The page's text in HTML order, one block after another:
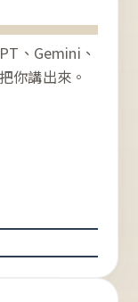
、Gemini、
你講出來。